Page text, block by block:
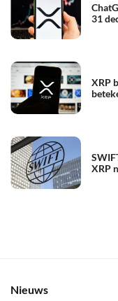
31
XRP
XRP
Nieuws